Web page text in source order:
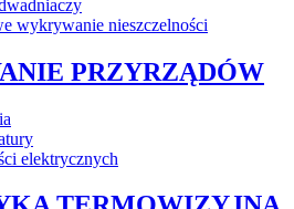
wykrywanie nieszczelności
PRZYRZĄDÓW
elektrycznych